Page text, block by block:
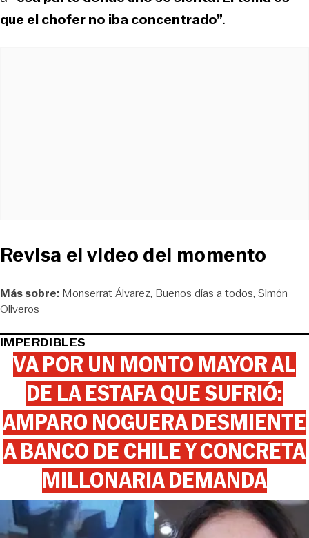
que el chofer no iba concentrado”.
Revisa el video del momento
Más sobre: Monserrat Álvarez Buenos días a todos Simón
Oliveros
IMPERDIBLES
VA POR UN MONTO MAYOR AL
DE LA ESTAFA QUE SUFRIÓ:
AMPARO NOGUERA DESMIENTE
A BANCO DE CHILE Y CONCRETA
MILLONARIA DEMANDA